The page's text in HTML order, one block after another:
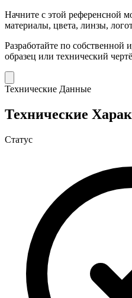
Начните с этой референсной
материалы, цвета, линзы,
Разработайте по собственной
образец или технический
Технические Данные
Технические
Статус